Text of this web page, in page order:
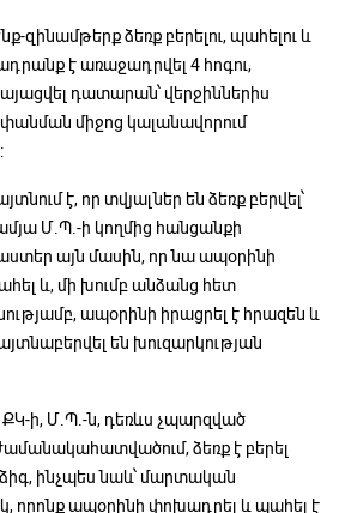
զինամթերք ձեռք բերելու, պահելու և
է առաջադրվել 4 հոգու,
դատարան՝ վերջիններիս
միջոց կալանավորում
է, որ տվյալներ են ձեռք բերվել՝
Մ.Պ.-ի կողմից հանցանքի
այն մասին, որ նա ապօրինի
և, մի խումբ անձանց հետ
ապօրինի իրացրել է հրազեն և
են խուզարկության
ի, Մ.Պ.-ն, դեռևս չպարզված
ձեռք է բերել
ինչպես նաև՝ մարտական
որոնք ապօրինի փոխադրել և պահել է